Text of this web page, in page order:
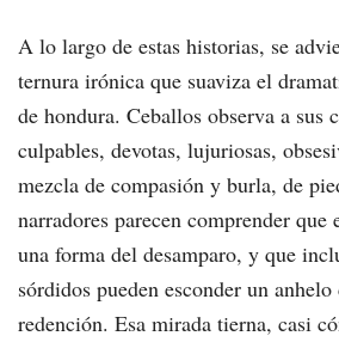
A lo largo de estas historias, se
ternura irónica que suaviza el
de hondura. Ceballos observa a
culpables, devotas, lujuriosas,
mezcla de compasión y burla, de
narradores parecen comprender que
una forma del desamparo, y que
sórdidos pueden esconder un
redención. Esa mirada tierna, casi